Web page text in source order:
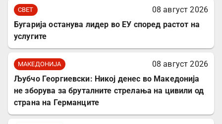
СВЕТ
08 август 2026
Бугарија останува лидер во ЕУ според растот на
услугите
МАКЕДОНИЈА
08 август 2026
Љубчо Георгиевски: Никој денес во Македонија
не зборува за бруталните стрелања на цивили од
страна на Германците